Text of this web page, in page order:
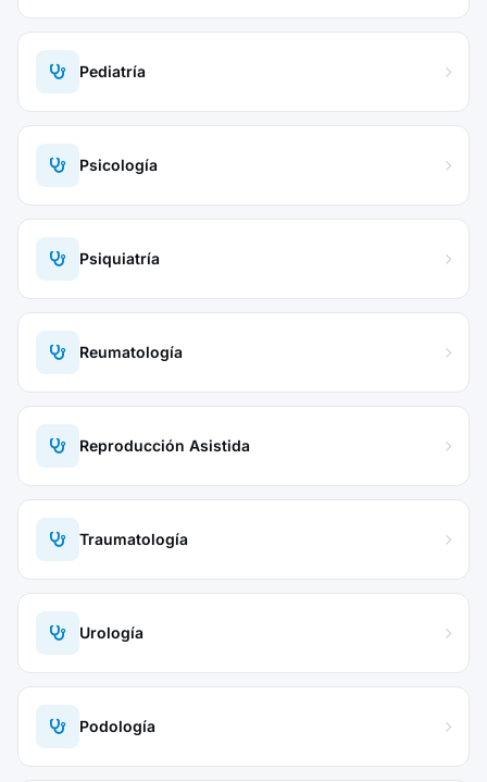
Pediatría
Psicología
Psiquiatría
Reumatología
Reproducción Asistida
Traumatología
Urología
Podología